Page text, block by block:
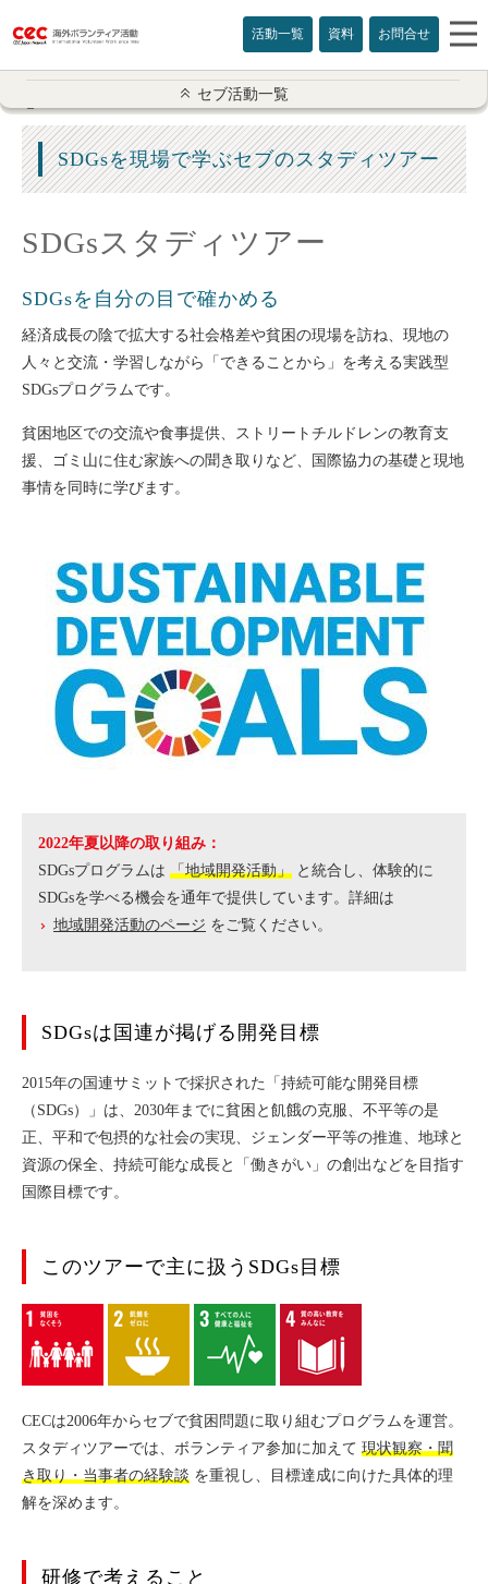
活動一覧 資料 お問合せ
ボランティア概要
説明会のご案内
地域開発活動
ストリート子供
SDGsツアー
幼稚園
日本語教育
英会話と活動
高校生参加活動
高校生トビタテ
親子で活動
セブプログラム情報
参加費用
ストリート子供
フィリピン教育
フィリピン貧困
フィリピン医療
セブ活動一覧
SDGsを現場で学ぶセブのスタディツアー
SDGsスタディツアー
SDGsを自分の目で確かめる
経済成長の陰で拡大する社会格差や貧困の現場を訪ね、現地の
人々と交流・学習しながら「できることから」を考える実践型
SDGsプログラムです。
貧困地区での交流や食事提供、ストリートチルドレンの教育支
援、ゴミ山に住む家族への聞き取りなど、国際協力の基礎と現地
事情を同時に学びます。
2022年夏以降の取り組み：
SDGsプログラムは 「地域開発活動」 と統合し、体験的に
SDGsを学べる機会を通年で提供しています。詳細は
地域開発活動のページ をご覧ください。
SDGsは国連が掲げる開発目標
2015年の国連サミットで採択された「持続可能な開発目標
（SDGs）」は、2030年までに貧困と飢餓の克服、不平等の是
正、平和で包摂的な社会の実現、ジェンダー平等の推進、地球と
資源の保全、持続可能な成長と「働きがい」の創出などを目指す
国際目標です。
このツアーで主に扱うSDGs目標
CECは2006年からセブで貧困問題に取り組むプログラムを運営。
スタディツアーでは、ボランティア参加に加えて 現状観察・聞
き取り・当事者の経験談 を重視し、目標達成に向けた具体的理
解を深めます。
研修で考えること